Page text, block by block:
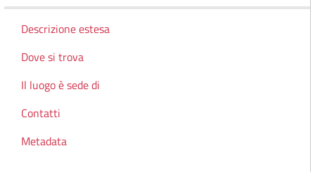
Dettagli del luogo
Descrizione estesa
Dove si trova
Il luogo è sede di
Contatti
Metadata